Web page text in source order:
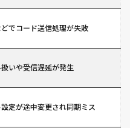
でコード送信処理が失敗
いや受信遅延が発生
定が途中変更され同期ミス